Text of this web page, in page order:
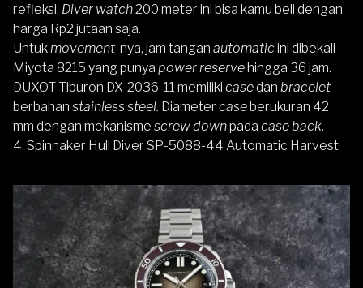
refleksi. Diver watch200 meter ini bisa kamu beli dengan
harga Rp2 jutaan saja.
Untukmovement-nya, jam tangan automatic ini dibekali
Miyota 8215 yang punya power reserve hingga 36 jam.
DUXOT Tiburon DX-2036-11 memiliki casedan bracelet
berbahan stainless steel. Diameter case berukuran 42
mm dengan mekanisme screw downpada case back.
4. Spinnaker Hull Diver SP-5088-44 Automatic Harvest